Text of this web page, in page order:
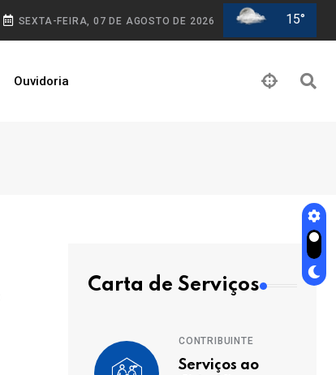
SEXTA-FEIRA, 07 DE AGOSTO DE 2026 15°
Ouvidoria
Carta de Serviços
CONTRIBUINTE
Serviços ao